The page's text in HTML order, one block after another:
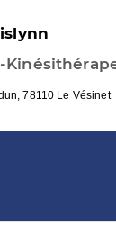
78110 Le Vésinet